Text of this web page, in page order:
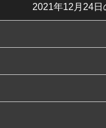
2021年12月24